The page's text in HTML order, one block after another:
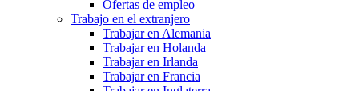
Ofertas de empleo
Trabajo en el extranjero
Trabajar en Alemania
Trabajar en Holanda
Trabajar en Irlanda
Trabajar en Francia